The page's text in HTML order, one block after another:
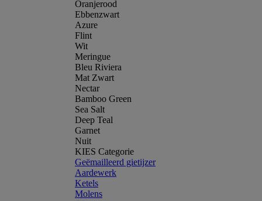
Oranjerood
Ebbenzwart
Azure
Flint
Wit
Meringue
Bleu Riviera
Mat Zwart
Nectar
Bamboo Green
Sea Salt
Deep Teal
Garnet
Nuit
KIES Categorie
Geëmailleerd gietijzer
Aardewerk
Ketels
Molens